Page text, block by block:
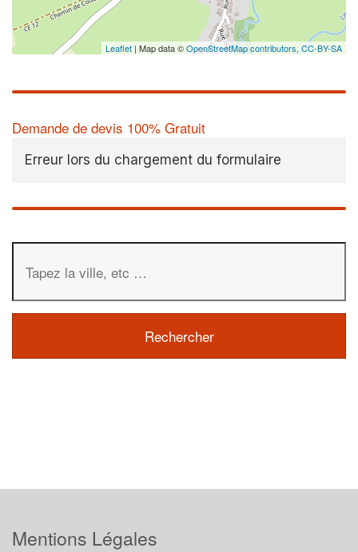
Leaflet | Map data ©OpenStreetMap contributors, CC-BY-SA
Demande de devis 100% Gratuit
Erreur lors du chargement du formulaire
Mentions Légales